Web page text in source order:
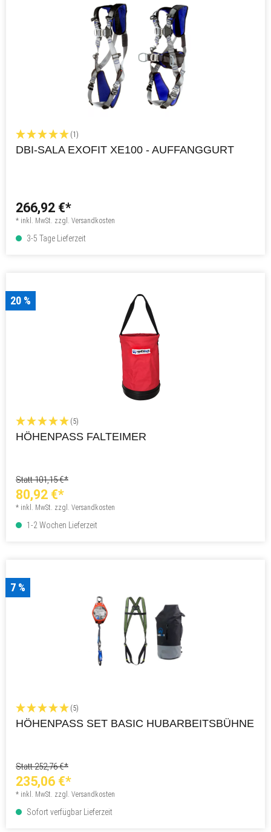
(1)
DBI-SALA EXOFIT XE100 - AUFFANGGURT
266,92 €*
* inkl. MwSt. zzgl. Versandkosten
3-5 Tage Lieferzeit
20 %
(5)
HÖHENPASS FALTEIMER
Statt 101,15 €*
80,92 €*
* inkl. MwSt. zzgl. Versandkosten
1-2 Wochen Lieferzeit
7 %
(5)
HÖHENPASS SET BASIC HUBARBEITSBÜHNE
Statt 252,76 €*
235,06 €*
* inkl. MwSt. zzgl. Versandkosten
Sofort verfügbar Lieferzeit